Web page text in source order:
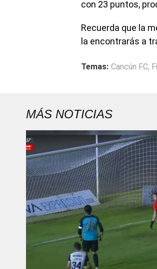
con 23 puntos,
Recuerda que la
la encontrarás a
Temas: Cancún FC,
MÁS NOTICIAS